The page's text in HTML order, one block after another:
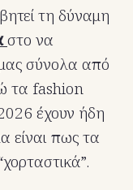
τη δύναμη
στο να
σύνολα από
τα fashion
έχουν ήδη
είναι πως τα